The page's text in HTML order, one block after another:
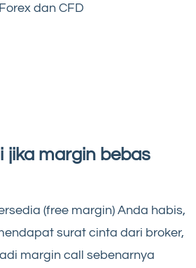
dan CFD
jika margin bebas
(free margin) Anda habis,
surat cinta dari broker,
margin call sebenarnya